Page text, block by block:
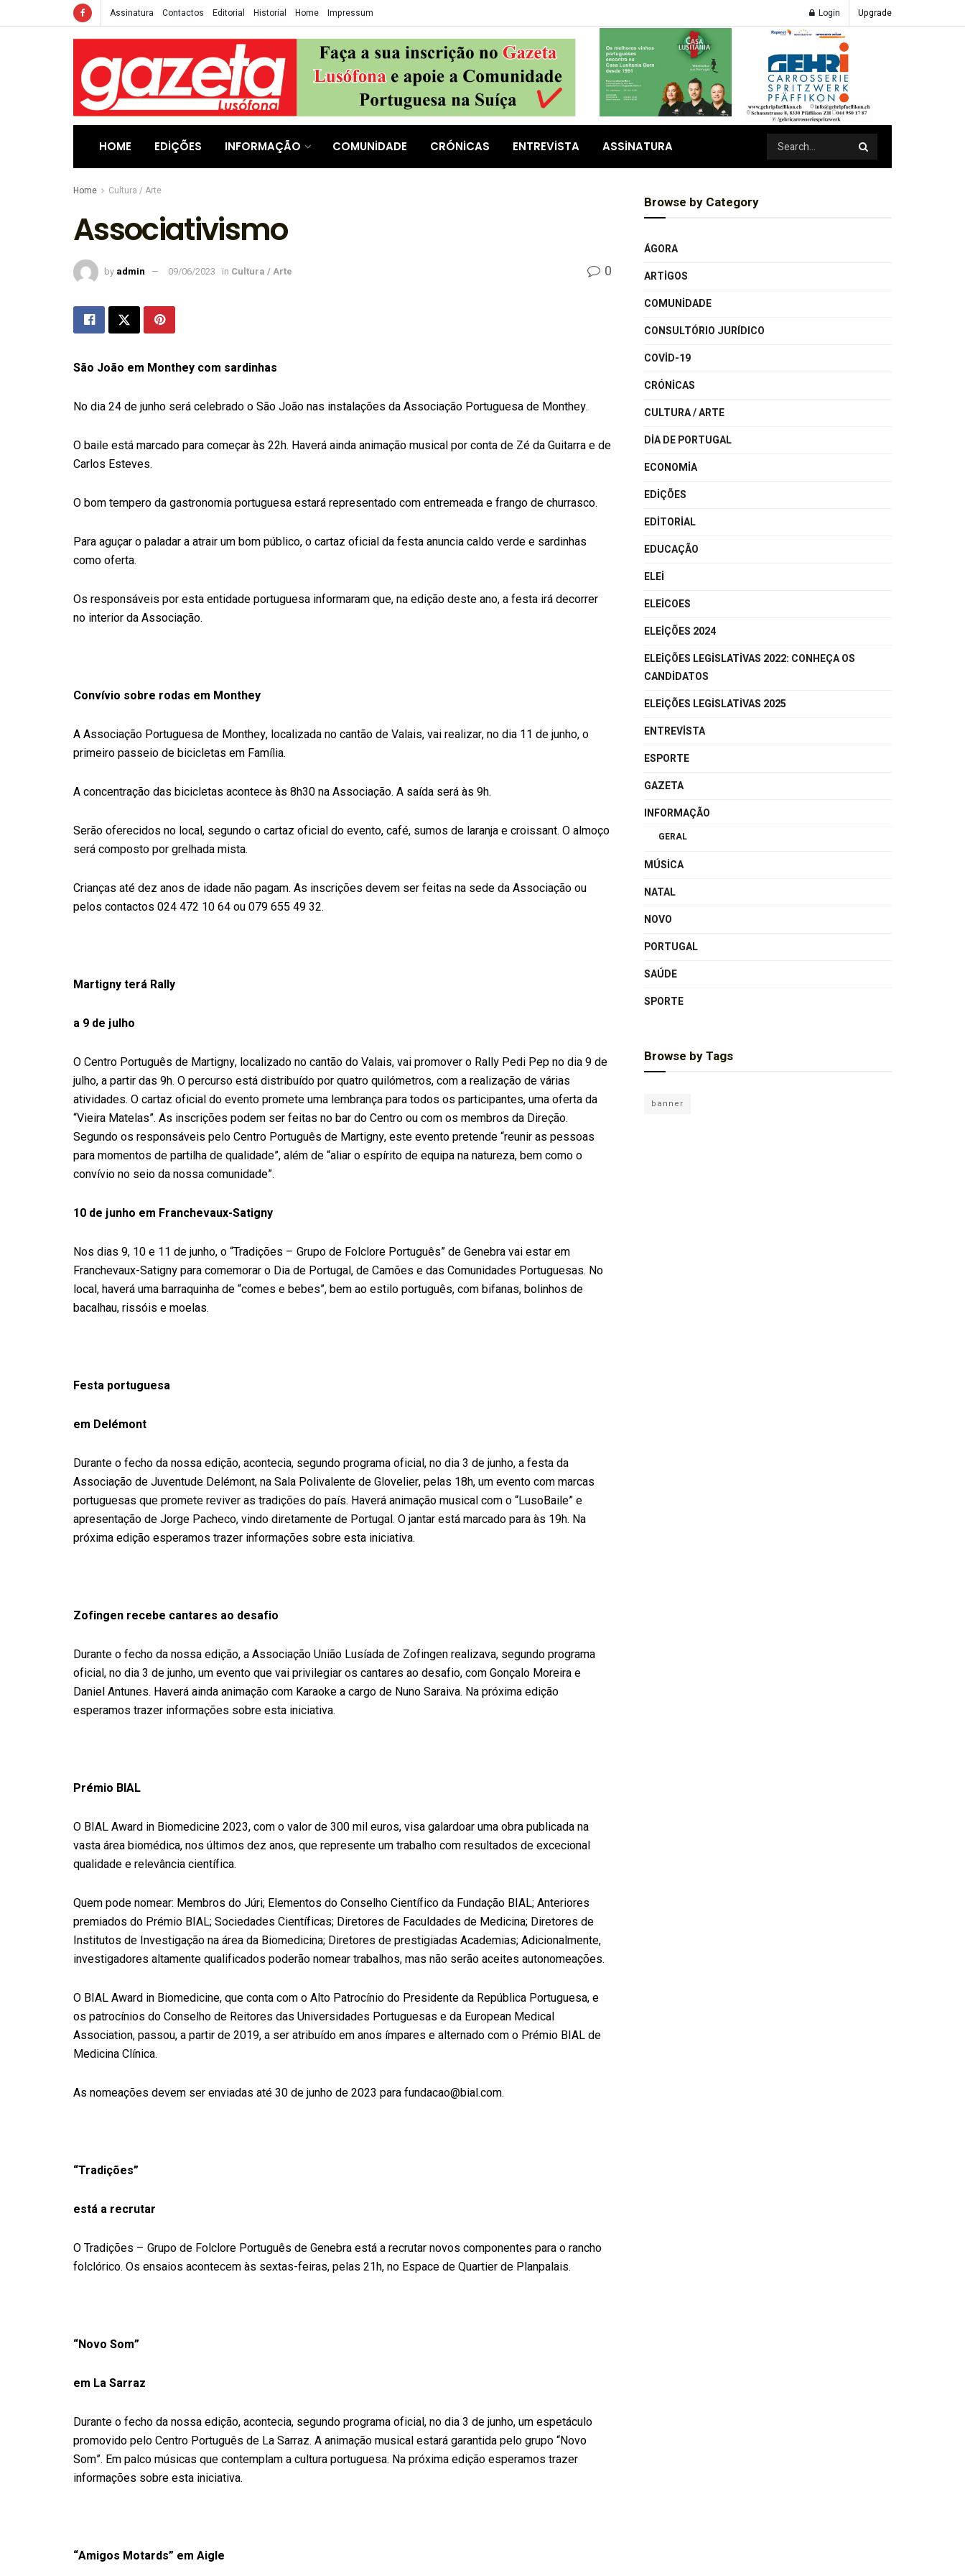
Assinatura Contactos Editorial Historial Home Impressum Login Upgrade
HOME EDIÇÕES INFORMAÇÃO COMUNIDADE CRÓNICAS ENTREVISTA ASSINATURA
Home Cultura / Arte
Associativismo
by admin 09/06/2023 in Cultura / Arte 0
São João em Monthey com sardinhas
No dia 24 de junho será celebrado o São João nas instalações da Associação Portuguesa de Monthey.
O baile está marcado para começar às 22h. Haverá ainda animação musical por conta de Zé da Guitarra e de
Carlos Esteves.
O bom tempero da gastronomia portuguesa estará representado com entremeada e frango de churrasco.
Para aguçar o paladar a atrair um bom público, o cartaz oficial da festa anuncia caldo verde e sardinhas
como oferta.
Os responsáveis por esta entidade portuguesa informaram que, na edição deste ano, a festa irá decorrer
no interior da Associação.
Convívio sobre rodas em Monthey
A Associação Portuguesa de Monthey, localizada no cantão de Valais, vai realizar, no dia 11 de junho, o
primeiro passeio de bicicletas em Família.
A concentração das bicicletas acontece às 8h30 na Associação. A saída será às 9h.
Serão oferecidos no local, segundo o cartaz oficial do evento, café, sumos de laranja e croissant. O almoço
será composto por grelhada mista.
Crianças até dez anos de idade não pagam. As inscrições devem ser feitas na sede da Associação ou
pelos contactos 024 472 10 64 ou 079 655 49 32.
Martigny terá Rally
a 9 de julho
O Centro Português de Martigny, localizado no cantão do Valais, vai promover o Rally Pedi Pep no dia 9 de
julho, a partir das 9h. O percurso está distribuído por quatro quilómetros, com a realização de várias
atividades. O cartaz oficial do evento promete uma lembrança para todos os participantes, uma oferta da
“Vieira Matelas”. As inscrições podem ser feitas no bar do Centro ou com os membros da Direção.
Segundo os responsáveis pelo Centro Português de Martigny, este evento pretende “reunir as pessoas
para momentos de partilha de qualidade”, além de “aliar o espírito de equipa na natureza, bem como o
convívio no seio da nossa comunidade”.
10 de junho em Franchevaux-Satigny
Nos dias 9, 10 e 11 de junho, o “Tradições – Grupo de Folclore Português” de Genebra vai estar em
Franchevaux-Satigny para comemorar o Dia de Portugal, de Camões e das Comunidades Portuguesas. No
local, haverá uma barraquinha de “comes e bebes”, bem ao estilo português, com bifanas, bolinhos de
bacalhau, rissóis e moelas.
Festa portuguesa
em Delémont
Durante o fecho da nossa edição, acontecia, segundo programa oficial, no dia 3 de junho, a festa da
Associação de Juventude Delémont, na Sala Polivalente de Glovelier, pelas 18h, um evento com marcas
portuguesas que promete reviver as tradições do país. Haverá animação musical com o “LusoBaile” e
apresentação de Jorge Pacheco, vindo diretamente de Portugal. O jantar está marcado para às 19h. Na
próxima edição esperamos trazer informações sobre esta iniciativa.
Zofingen recebe cantares ao desafio
Durante o fecho da nossa edição, a Associação União Lusíada de Zofingen realizava, segundo programa
oficial, no dia 3 de junho, um evento que vai privilegiar os cantares ao desafio, com Gonçalo Moreira e
Daniel Antunes. Haverá ainda animação com Karaoke a cargo de Nuno Saraiva. Na próxima edição
esperamos trazer informações sobre esta iniciativa.
Prémio BIAL
O BIAL Award in Biomedicine 2023, com o valor de 300 mil euros, visa galardoar uma obra publicada na
vasta área biomédica, nos últimos dez anos, que represente um trabalho com resultados de excecional
qualidade e relevância científica.
Quem pode nomear: Membros do Júri; Elementos do Conselho Científico da Fundação BIAL; Anteriores
premiados do Prémio BIAL; Sociedades Científicas; Diretores de Faculdades de Medicina; Diretores de
Institutos de Investigação na área da Biomedicina; Diretores de prestigiadas Academias; Adicionalmente,
investigadores altamente qualificados poderão nomear trabalhos, mas não serão aceites autonomeações.
O BIAL Award in Biomedicine, que conta com o Alto Patrocínio do Presidente da República Portuguesa, e
os patrocínios do Conselho de Reitores das Universidades Portuguesas e da European Medical
Association, passou, a partir de 2019, a ser atribuído em anos ímpares e alternado com o Prémio BIAL de
Medicina Clínica.
As nomeações devem ser enviadas até 30 de junho de 2023 para fundacao@bial.com.
“Tradições”
está a recrutar
O Tradições – Grupo de Folclore Português de Genebra está a recrutar novos componentes para o rancho
folclórico. Os ensaios acontecem às sextas-feiras, pelas 21h, no Espace de Quartier de Planpalais.
“Novo Som”
em La Sarraz
Durante o fecho da nossa edição, acontecia, segundo programa oficial, no dia 3 de junho, um espetáculo
promovido pelo Centro Português de La Sarraz. A animação musical estará garantida pelo grupo “Novo
Som”. Em palco músicas que contemplam a cultura portuguesa. Na próxima edição esperamos trazer
informações sobre esta iniciativa.
“Amigos Motards” em Aigle
Browse by Category
ÁGORA
ARTIGOS
COMUNIDADE
CONSULTÓRIO JURÍDICO
COVID-19
CRÓNICAS
CULTURA / ARTE
DIA DE PORTUGAL
ECONOMIA
EDIÇÕES
EDITORIAL
EDUCAÇÃO
ELEI
ELEICOES
ELEIÇÕES 2024
ELEIÇÕES LEGISLATIVAS 2022: CONHEÇA OS
CANDIDATOS
ELEIÇÕES LEGISLATIVAS 2025
ENTREVISTA
ESPORTE
GAZETA
INFORMAÇÃO
GERAL
MÚSICA
NATAL
NOVO
PORTUGAL
SAÚDE
SPORTE
Browse by Tags
banner